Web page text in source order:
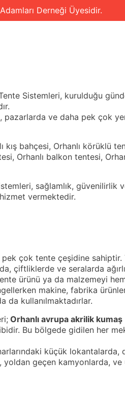
Derneği Üyesidir.
Sistemleri, kurulduğu
pazarlarda ve daha pek çok
kış bahçesi, Orhanlı körüklü
Orhanlı balkon tentesi,
sağlamlık, güvenilirlik
vermektedir.
pek çok tente çeşidine
çiftliklerde ve seralarda
ürünü ya da malzemeyi
makine, fabrika
da kullanılmaktadırlar.
Orhanlı avrupa akrilik kumaş
Bu bölgede gidilen her
küçük lokantalarda,
yoldan geçen kamyonlarda,